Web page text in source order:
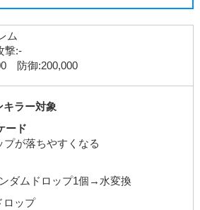
ム
撃:-
防御:200,000
キラー対象
ード
プが落ちやすくなる
ダムドロップ1個→水変換
ロップ